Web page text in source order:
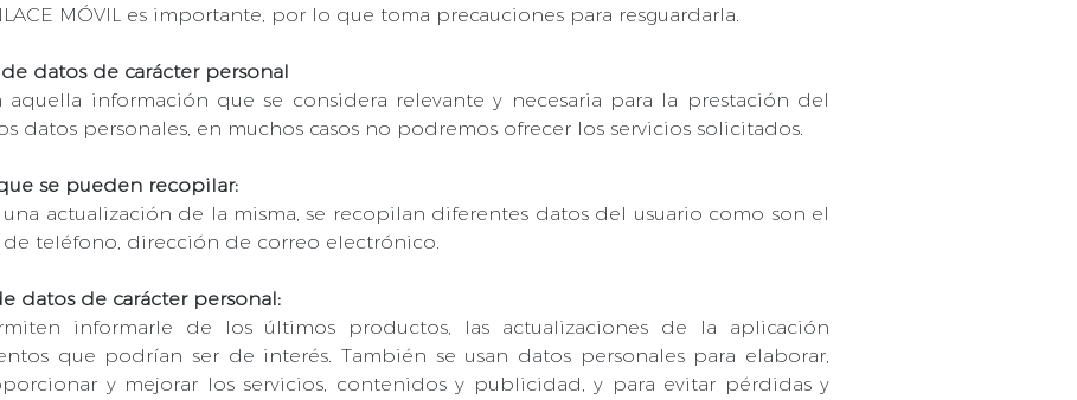
MÓVIL es importante, por lo que toma precauciones para resguardarla.
datos de carácter personal
aquella información que se considera relevante y necesaria para la prestación del
datos personales, en muchos casos no podremos ofrecer los servicios solicitados.
se pueden recopilar:
actualización de la misma, se recopilan diferentes datos del usuario como son el
teléfono, dirección de correo electrónico.
datos de carácter personal:
informarle de los últimos productos, las actualizaciones de la aplicación
que podrían ser de interés. También se usan datos personales para elaborar,
y mejorar los servicios, contenidos y publicidad, y para evitar pérdidas y